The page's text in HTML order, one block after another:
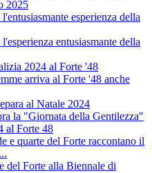
2025
esperienza della
entusiasmante della
2024 al Forte '48
arriva al Forte '48 anche
al Natale 2024
la "Giornata della Gentilezza"
al Forte 48
e quarte del Forte raccontano il
del Forte alla Biennale di